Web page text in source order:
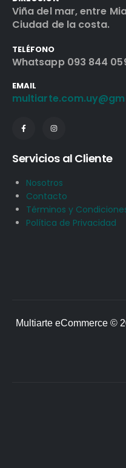
Viña del mar, entre
Ciudad de la costa.
TELÉFONO
Whatsapp 093 844
EMAIL
Servicios al Cliente
Nosotros
Contacto
Términos y
Política de Privacidad
Multiarte eCommerce ©